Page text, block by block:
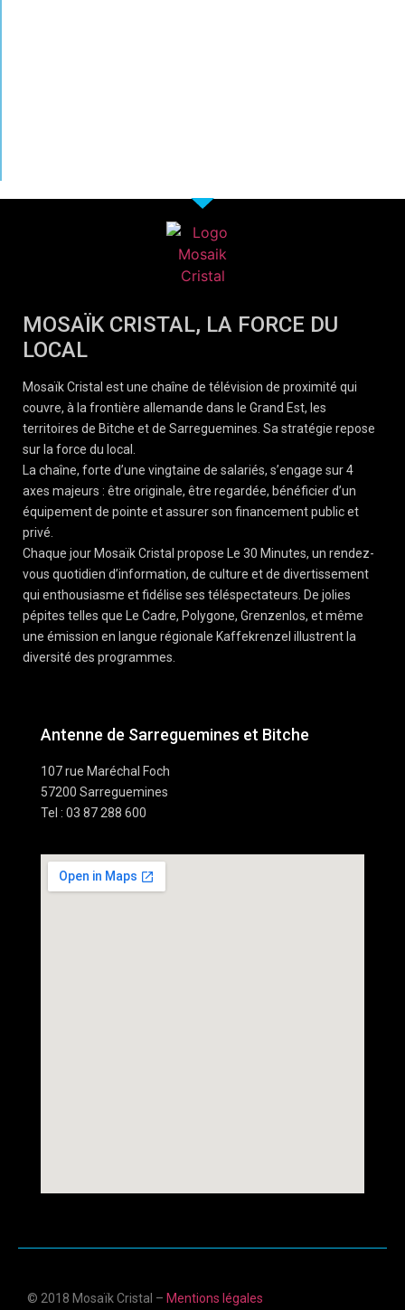
MOSAÏK CRISTAL, LA FORCE DU
LOCAL
Mosaïk Cristal est une chaîne de télévision de proximité qui
couvre, à la frontière allemande dans le Grand Est, les
territoires de Bitche et de Sarreguemines. Sa stratégie repose
sur la force du local.
La chaîne, forte d’une vingtaine de salariés, s’engage sur 4
axes majeurs : être originale, être regardée, bénéficier d’un
équipement de pointe et assurer son financement public et
privé.
Chaque jour Mosaïk Cristal propose Le 30 Minutes, un rendez-
vous quotidien d’information, de culture et de divertissement
qui enthousiasme et fidélise ses téléspectateurs. De jolies
pépites telles que Le Cadre, Polygone, Grenzenlos, et même
une émission en langue régionale Kaffekrenzel illustrent la
diversité des programmes.
Antenne de Sarreguemines et Bitche
107 rue Maréchal Foch
57200 Sarreguemines
Tel : 03 87 288 600
© 2018 Mosaïk Cristal – Mentions légales